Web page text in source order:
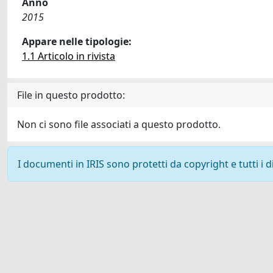
2015
Appare nelle tipologie:
1.1 Articolo in rivista
File in questo prodotto:
Non ci sono file associati a questo prodotto.
I documenti in IRIS sono protetti da copyright e tutti i